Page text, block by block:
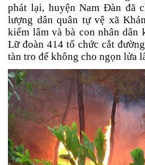
phát lại, huyện Nam Đàn đã
lượng dân quân tự vệ xã
kiểm lâm và bà con nhân dân
Lữ đoàn 414 tổ chức cắt
tàn tro để không cho ngọn lửa